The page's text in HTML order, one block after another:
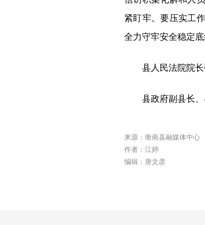
紧盯牢。要压实工
全力守牢安全稳定
县人民法院院长
县政府副县长
来源：衡南县融媒体中心
作者：江婷
编辑：唐文彦